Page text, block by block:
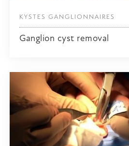
Ganglion cyst removal
KYSTES GANGLIONNAIRES